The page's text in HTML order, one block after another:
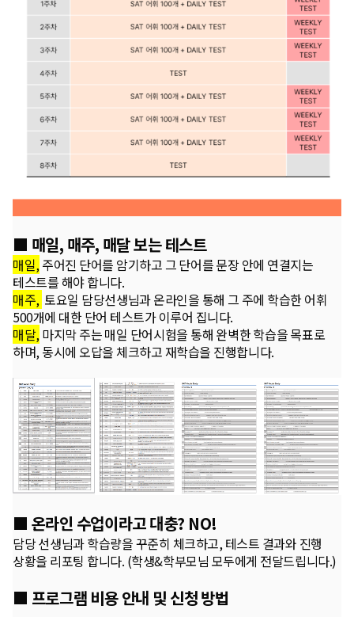
■ 매일, 매주, 매달 보는 테스트
매일,주어진 단어를 암기하고 그 단어를 문장 안에 연결지는
테스트를 해야 합니다.
매주, 토요일 담당선생님과 온라인을 통해 그 주에 학습한 어휘
500개에 대한 단어 테스트가 이루어 집니다.
매달,마지막 주는 매일 단어시험을 통해 완벽한 학습을 목표로
하며, 동시에 오답을 체크하고 재학습을 진행합니다.
■ 온라인 수업이라고 대충? NO!
담당 선생님과 학습량을 꾸준히 체크하고, 테스트 결과와 진행
상황을 리포팅 합니다. (학생&학부모님 모두에게 전달드립니다.)
■ 프로그램 비용 안내 및 신청 방법